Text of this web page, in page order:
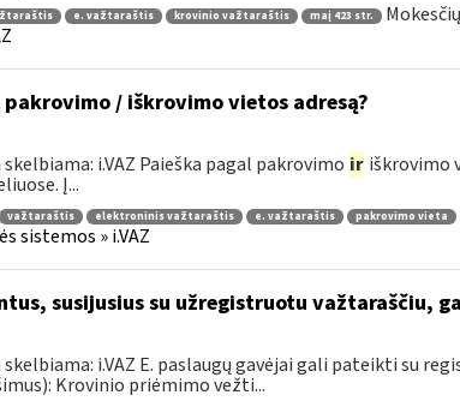
e. važtaraštis krovinio važtaraštis maį 423 str.
/ iškrovimo vietos adresą?
i.VAZ Paieška pagal pakrovimo ir iškrovimo
Į...
važtaraštis elektroninis važtaraštis e. važtaraštis pakrovimo vieta
sistemos » i.VAZ
susijusius su užregistruotu važtaraščiu,
i.VAZ E. paslaugų gavėjai gali pateikti su
Krovinio priėmimo vežti...